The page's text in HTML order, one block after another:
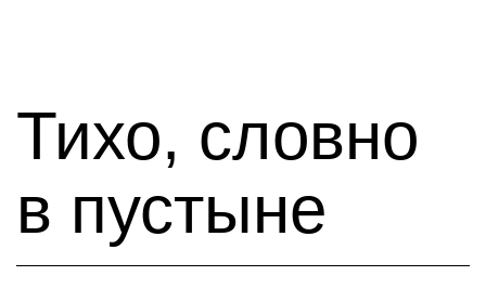
Тихо, словно
в пустыне